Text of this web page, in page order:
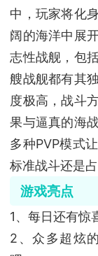
中，玩家将化
阔的海洋中展
志性战舰，包
艘战舰都有其
度极高，战斗
果与逼真的海
多种PVP模式
标准战斗还是
游戏亮点
1、每日还有惊
2、众多超炫